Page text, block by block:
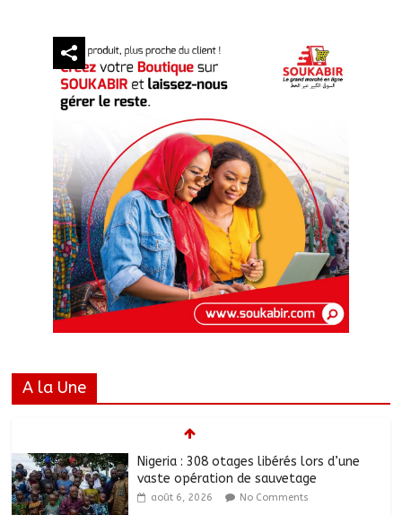
A la Une
Nigeria : 308 otages libérés lors d’une
vaste opération de sauvetage
août 6, 2026 No Comments